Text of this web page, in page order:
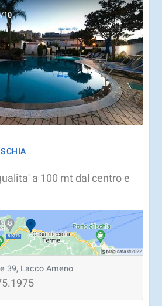
/10
a 100 mt dal centro e
39, Lacco Ameno